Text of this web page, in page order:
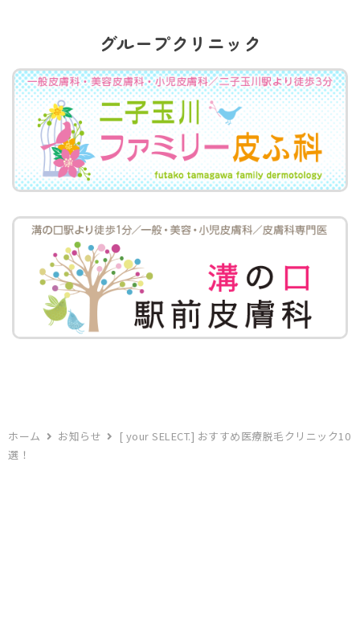
グループクリニック
ホーム お知らせ
[ your SELECT.] おすすめ医療脱毛クリニック10
選！